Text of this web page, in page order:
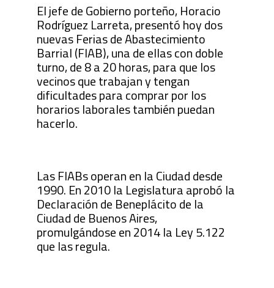
El jefe de Gobierno porteño, Horacio
Rodríguez Larreta, presentó hoy dos
nuevas Ferias de Abastecimiento
Barrial (FIAB), una de ellas con doble
turno, de 8 a 20 horas, para que los
vecinos que trabajan y tengan
dificultades para comprar por los
horarios laborales también puedan
hacerlo.
Las FIABs operan en la Ciudad desde
1990. En 2010 la Legislatura aprobó la
Declaración de Beneplácito de la
Ciudad de Buenos Aires,
promulgándose en 2014 la Ley 5.122
que las regula.